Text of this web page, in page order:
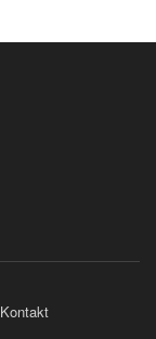
Kontakt